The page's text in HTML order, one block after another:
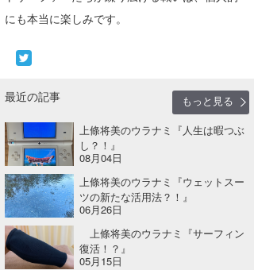
にも本当に楽しみです。
最近の記事
もっと見る
上條将美のウラナミ『人生は暇つぶ
し？！』
08月04日
上條将美のウラナミ『ウェットスー
ツの新たな活用法？！』
06月26日
上條将美のウラナミ『サーフィン
復活！？』
05月15日